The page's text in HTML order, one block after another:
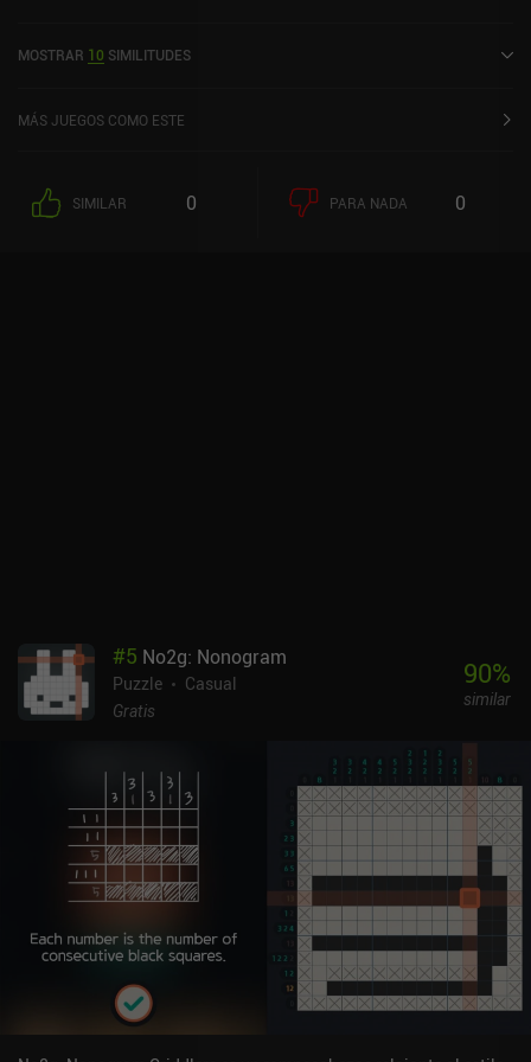
MOSTRAR 10 SIMILITUDES
MÁS JUEGOS COMO ESTE
SIMILAR 0 PARA NADA 0
#5 No2g: Nonogram
Puzzle
Casual
Gratis
90%
similar